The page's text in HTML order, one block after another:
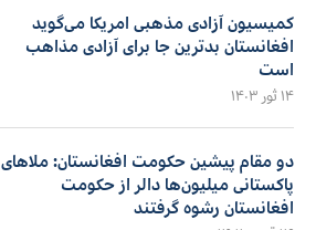
کمیسیون آزادی مذهبی امریکا می‌گوید
افغانستان بدترین جا برای آزادی مذاهب
است
۱۴ ثور ۱۴۰۳
دو مقام پیشین حکومت افغانستان: ملاهای
پاکستانی میلیون‌ها دالر از حکومت
افغانستان رشوه گرفتند